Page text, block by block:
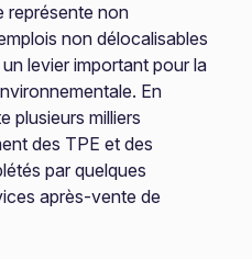
représente non
non délocalisables
levier important pour la
En
plusieurs milliers
des TPE et des
par quelques
après-vente de